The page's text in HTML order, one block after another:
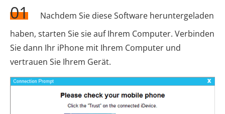
01
Nachdem Sie diese Software heruntergeladen
haben, starten Sie sie auf Ihrem Computer. Verbinden
Sie dann Ihr iPhone mit Ihrem Computer und
vertrauen Sie Ihrem Gerät.